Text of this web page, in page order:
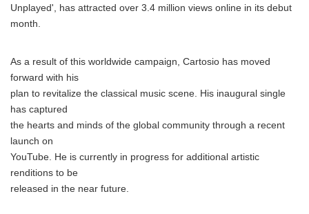
Unplayed', has attracted over 3.4 million views online in its debut
month.
As a result of this worldwide campaign, Cartosio has moved
forward with his
plan to revitalize the classical music scene. His inaugural single
has captured
the hearts and minds of the global community through a recent
launch on
YouTube. He is currently in progress for additional artistic
renditions to be
released in the near future.